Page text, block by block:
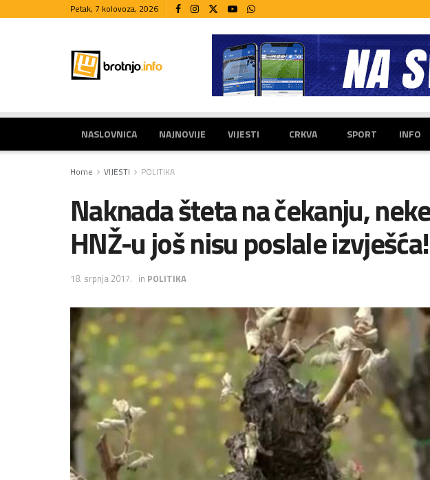
Petak, 7 kolovoza, 2026
NASLOVNICA NAJNOVIJE VIJESTI CRKVA SPORT INFO
Home VIJESTI POLITIKA
Naknada šteta na čekanju,
HNŽ-u još nisu poslale izvješća!
18. srpnja 2017. in POLITIKA